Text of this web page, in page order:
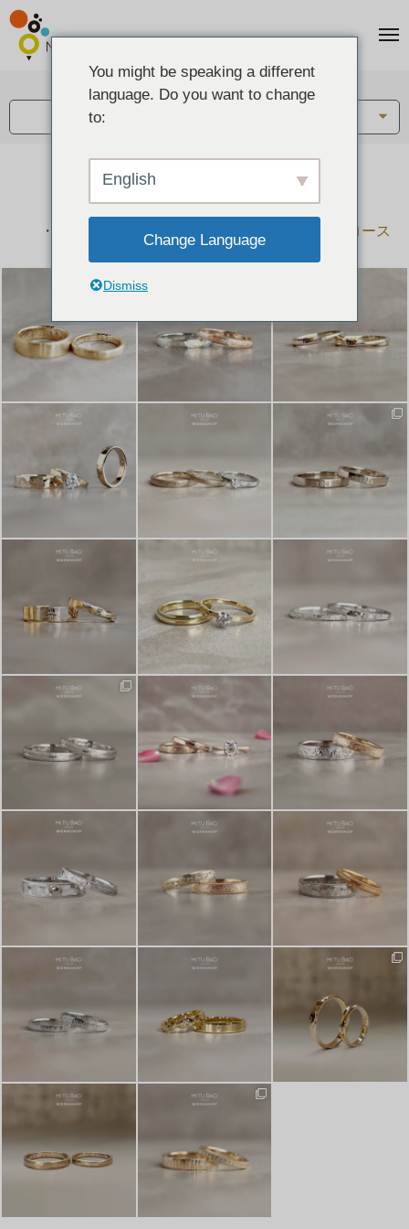
結婚指輪とペアリングのデザイン集
下記コースで手作りされた作品をご紹介します
手作り結婚指輪コース
手作りペアリングコース
You might be speaking a different
language. Do you want to change
to:
English
Change Language
Dismiss